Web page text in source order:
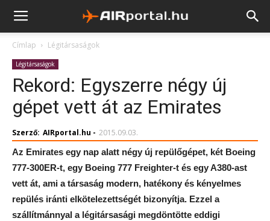
Címlap Légitársaságok
Légitársaságok
Rekord: Egyszerre négy új
gépet vett át az Emirates
Szerző: AIRportal.hu - 2015.09.03.
Az Emirates egy nap alatt négy új repülőgépet, két Boeing
777-300ER-t, egy Boeing 777 Freighter-t és egy A380-ast
vett át, ami a társaság modern, hatékony és kényelmes
repülés iránti elkötelezettségét bizonyítja. Ezzel a
szállítmánnyal a légitársasági megdöntötte eddigi